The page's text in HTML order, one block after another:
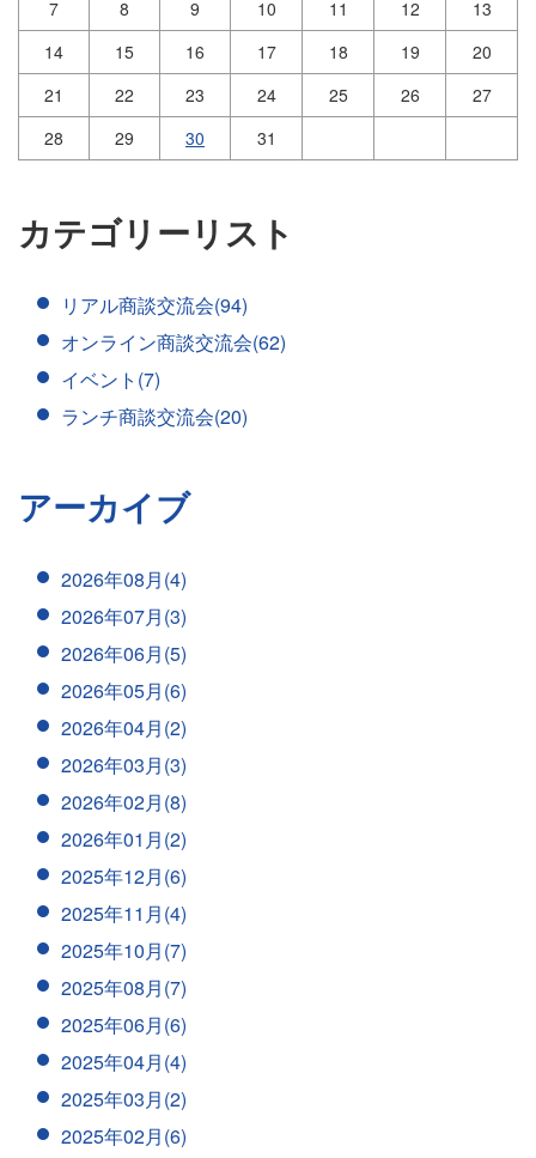
7 8 9 10 11 12
13
14
15 16 17 18 19
20
21
22 23 24 25 26
27
28
29 30 31
カテゴリーリスト
リアル商談交流会(94)
オンライン商談交流会(62)
イベント(7)
ランチ商談交流会(20)
アーカイブ
2026年08月(4)
2026年07月(3)
2026年06月(5)
2026年05月(6)
2026年04月(2)
2026年03月(3)
2026年02月(8)
2026年01月(2)
2025年12月(6)
2025年11月(4)
2025年10月(7)
2025年08月(7)
2025年06月(6)
2025年04月(4)
2025年03月(2)
2025年02月(6)